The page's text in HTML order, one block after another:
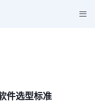
件选型标准